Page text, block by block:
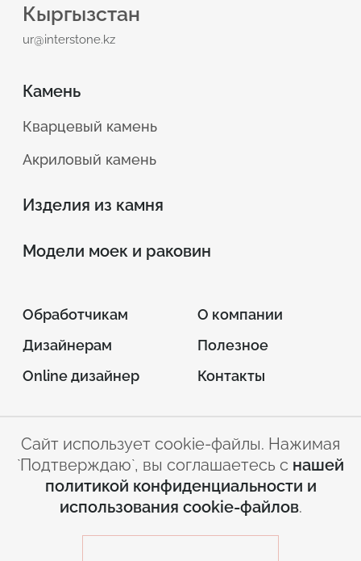
Кыргызстан
ur@interstone.kz
Камень
Кварцевый камень
Акриловый камень
Изделия из камня
Модели моек и раковин
Обработчикам
Дизайнерам
Online дизайнер
О компании
Полезное
Контакты
© 2026 INTERSTONE –
листовой искусственный камень
Условия
Политика
конфиденциальности
Сайт использует cookie-файлы. Нажимая
`Подтверждаю`, вы соглашаетесь с нашей
политикой конфиденциальности и
использования cookie-файлов.